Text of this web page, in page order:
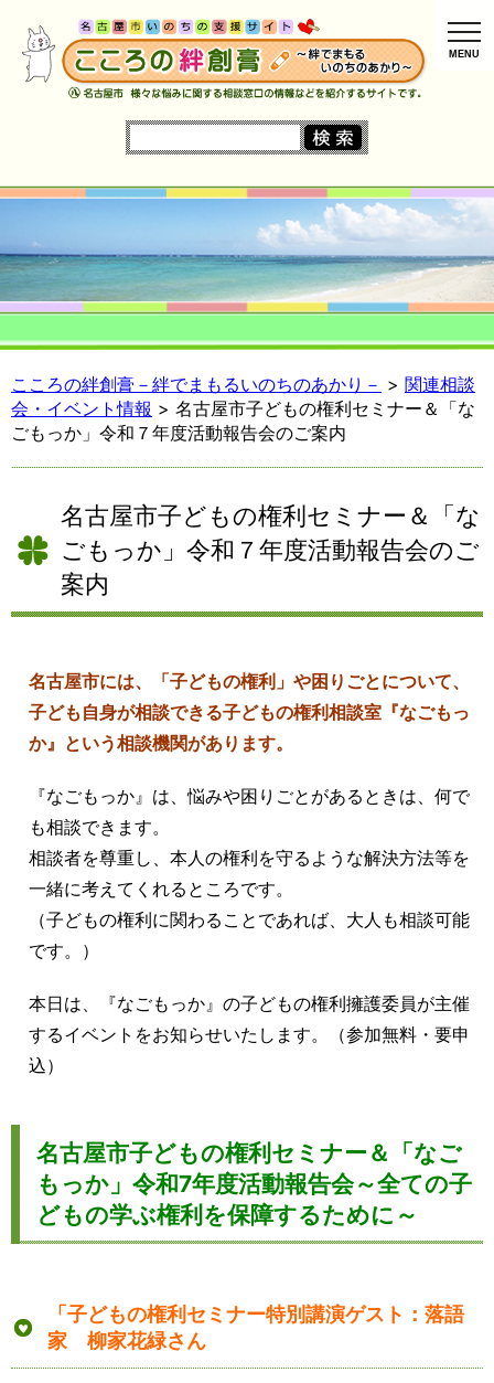
MENU
こころの絆創膏－絆でまもるいのちのあかり－ > 関連相談
会・イベント情報 > 名古屋市子どもの権利セミナー＆「な
ごもっか」令和７年度活動報告会のご案内
名古屋市子どもの権利セミナー＆「な
ごもっか」令和７年度活動報告会のご
案内
名古屋市には、「子どもの権利」や困りごとについて、
子ども自身が相談できる子どもの権利相談室『なごもっ
か』という相談機関があります。
『なごもっか』は、悩みや困りごとがあるときは、何で
も相談できます。
相談者を尊重し、本人の権利を守るような解決方法等を
一緒に考えてくれるところです。
（子どもの権利に関わることであれば、大人も相談可能
です。）
本日は、『なごもっか』の子どもの権利擁護委員が主催
するイベントをお知らせいたします。（参加無料・要申
込）
名古屋市子どもの権利セミナー＆「なご
もっか」令和7年度活動報告会～全ての子
どもの学ぶ権利を保障するために～
「子どもの権利セミナー特別講演ゲスト：落語
家 柳家花緑さん